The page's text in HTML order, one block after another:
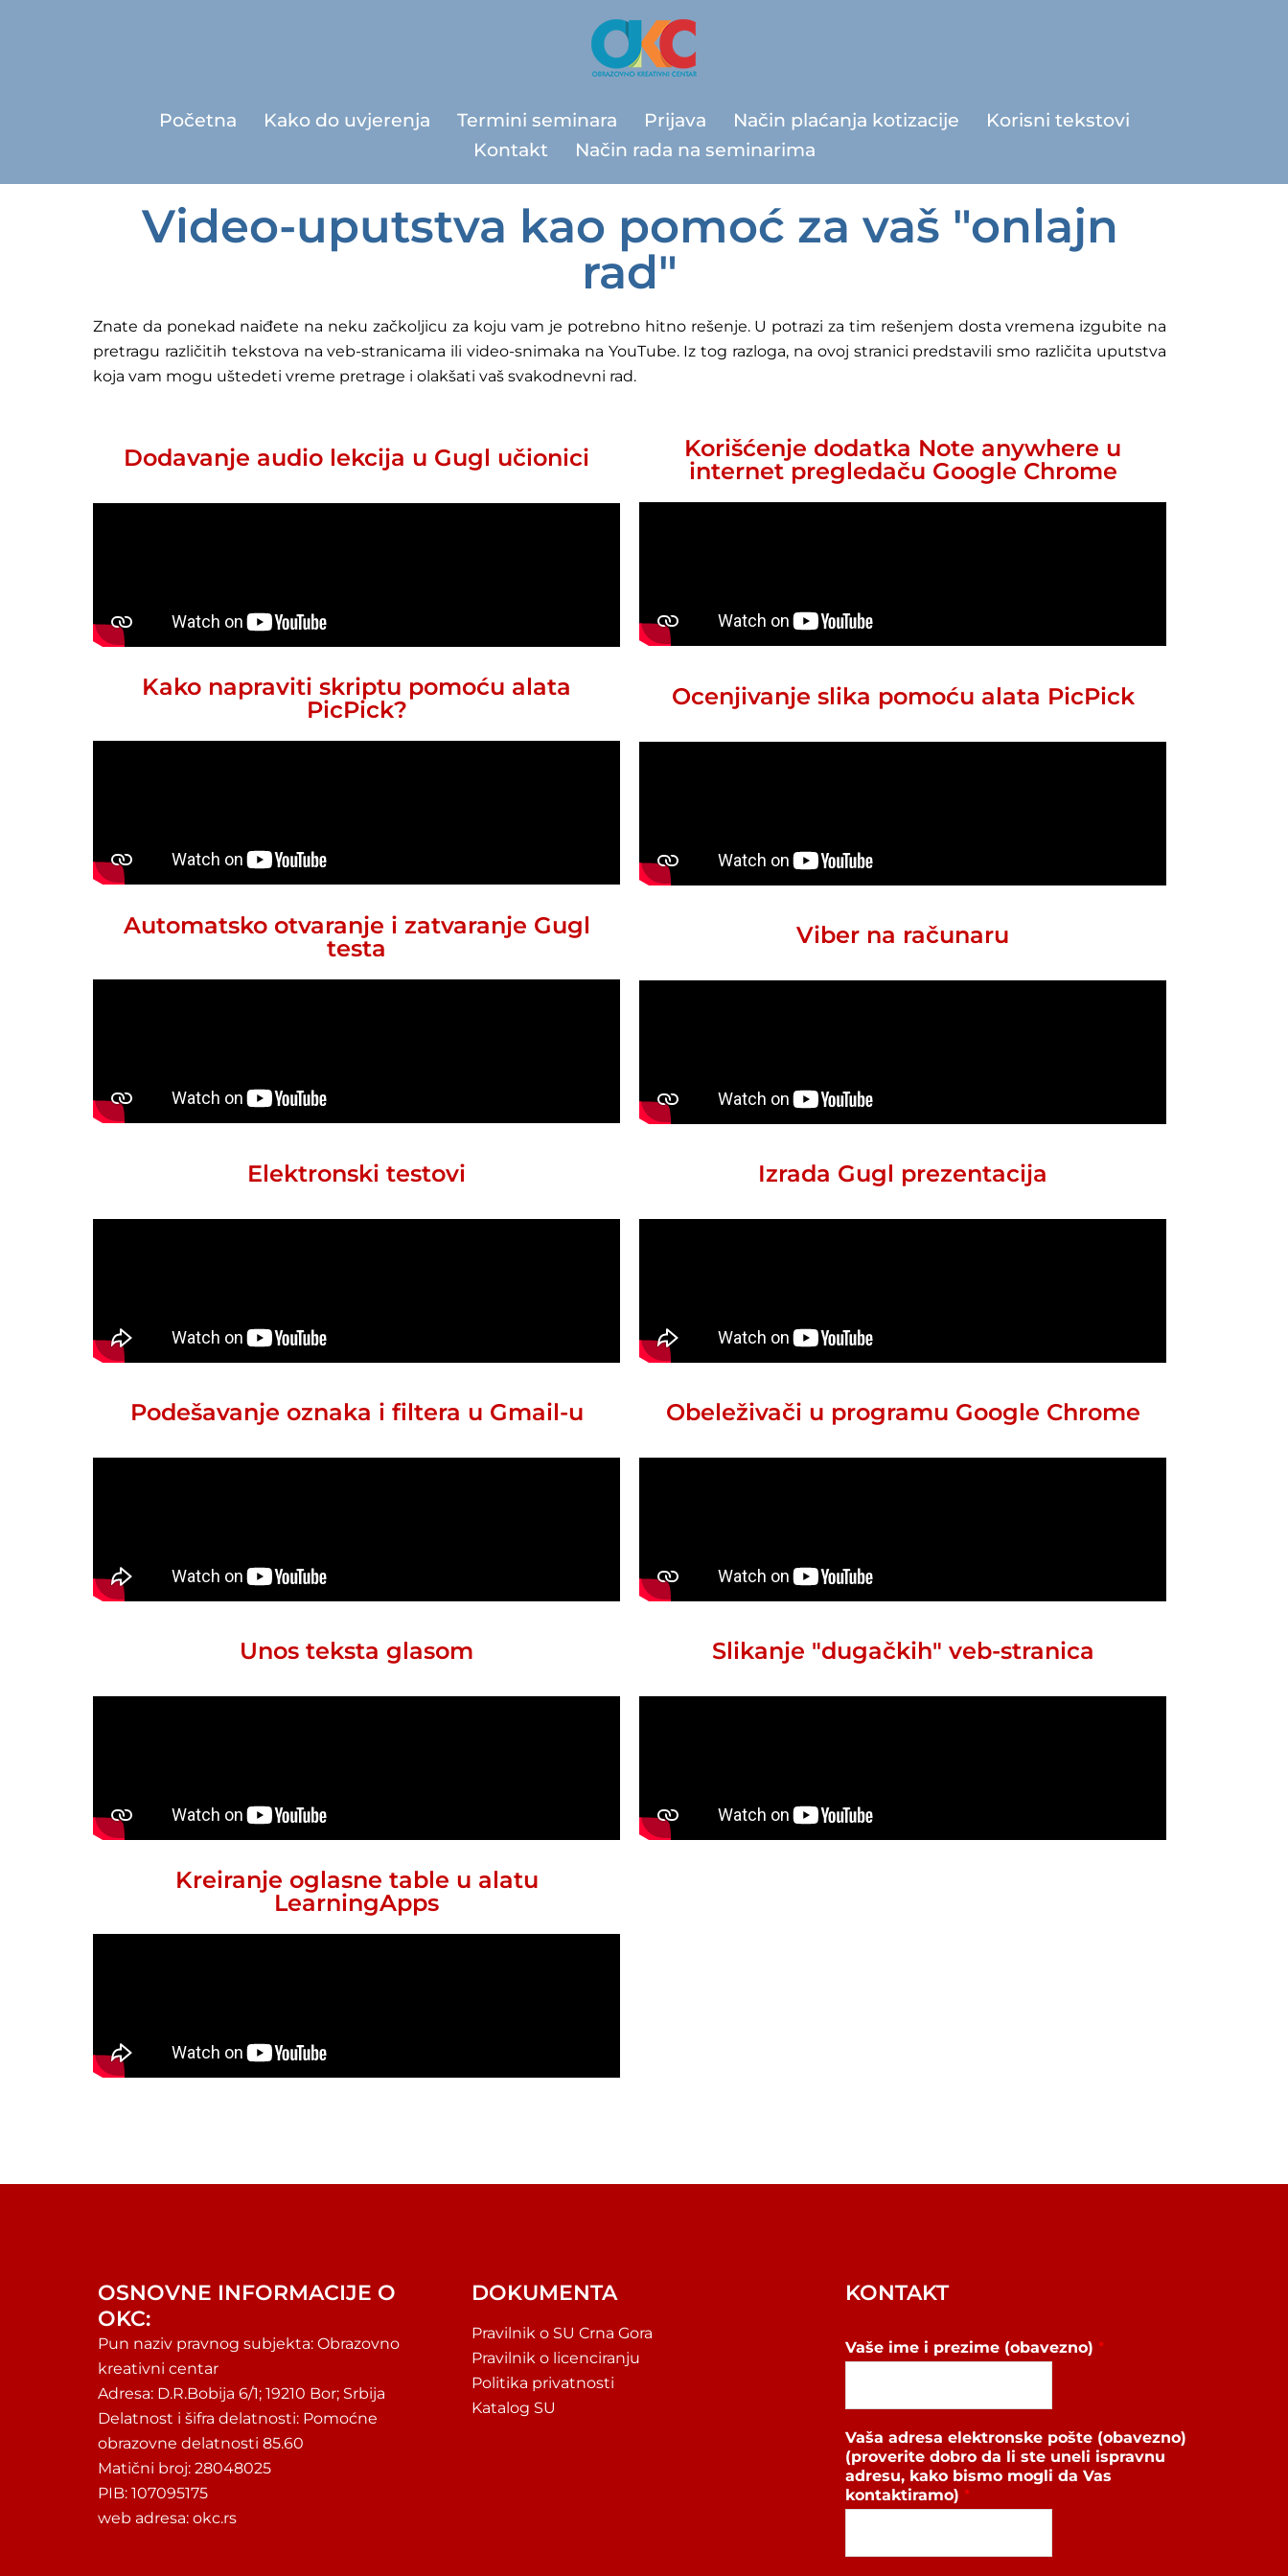
Početna Kako do uvjerenja Termini seminara Prijava Način plaćanja kotizacije
Korisni tekstovi
Kontakt
Način rada na seminarima
Video-uputstva kao pomoć za vaš "onlajn
rad"
Znate da ponekad naiđete na neku začkoljicu za koju vam je potrebno hitno rešenje. U potrazi za tim rešenjem dosta vremena izgubite na
pretragu različitih tekstova na veb-stranicama ili video-snimaka na YouTube. Iz tog razloga, na ovoj stranici predstavili smo različita uputstva
koja vam mogu uštedeti vreme pretrage i olakšati vaš svakodnevni rad.
Dodavanje audio lekcija u Gugl učionici
Korišćenje dodatka Note anywhere u
internet pregledaču Google Chrome
Kako napraviti skriptu pomoću alata
PicPick?
Ocenjivanje slika pomoću alata PicPick
Automatsko otvaranje i zatvaranje Gugl
testa
Viber na računaru
Elektronski testovi Izrada Gugl prezentacija
Podešavanje oznaka i filtera u Gmail-u Obeleživači u programu Google Chrome
Unos teksta glasom Slikanje "dugačkih" veb-stranica
Kreiranje oglasne table u alatu
LearningApps
OSNOVNE INFORMACIJE O
OKC:
Pun naziv pravnog subjekta: Obrazovno
kreativni centar
Adresa: D.R.Bobija 6/1; 19210 Bor; Srbija
Delatnost i šifra delatnosti: Pomoćne
obrazovne delatnosti 85.60
Matični broj: 28048025
PIB: 107095175
web adresa: okc.rs
DOKUMENTA
Pravilnik o SU Crna Gora
Pravilnik o licenciranju
Politika privatnosti
Katalog SU
KONTAKT
Vaše ime i prezime (obavezno) *
Vaša adresa elektronske pošte (obavezno)
(proverite dobro da li ste uneli ispravnu
adresu, kako bismo mogli da Vas
kontaktiramo) *